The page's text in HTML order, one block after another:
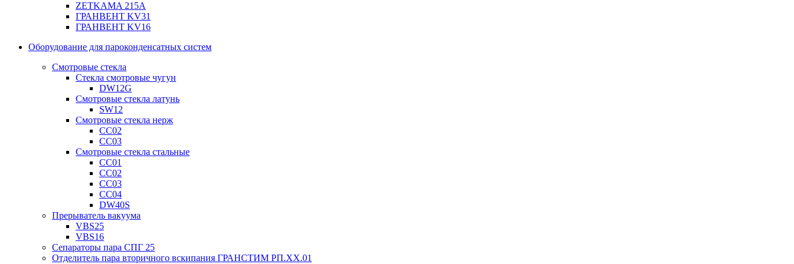
ZETKAMA 215A
ГРАНВЕНТ KV31
ГРАНВЕНТ KV16
Оборудование для пароконденсатных систем
Смотровые стекла
Стекла смотровые чугун
DW12G
Смотровые стекла латунь
SW12
Смотровые стекла нерж
СС02
СС03
Смотровые стекла стальные
СС01
СС02
СС03
СС04
DW40S
Прерыватель вакуума
VBS25
VBS16
Сепараторы пара СПГ 25
Отделитель пара вторичного вскипания ГРАНСТИМ РП.XX.01